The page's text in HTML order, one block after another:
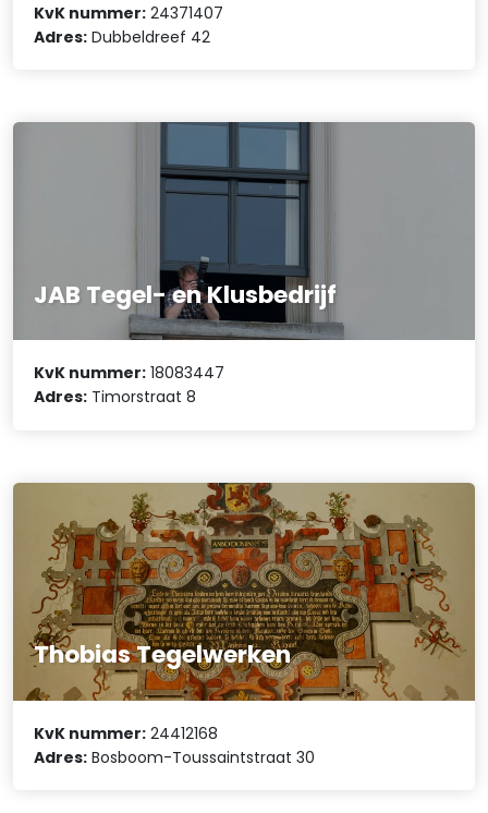
KvK nummer: 24371407
Adres: Dubbeldreef 42
JAB Tegel- en Klusbedrijf
KvK nummer: 18083447
Adres: Timorstraat 8
Thobias Tegelwerken
KvK nummer: 24412168
Adres: Bosboom-Toussaintstraat 30